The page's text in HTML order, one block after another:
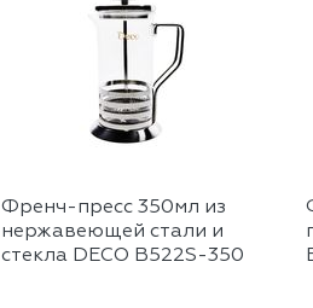
Френч-пресс 350мл из
нержавеющей стали и
стекла DECO B522S-350